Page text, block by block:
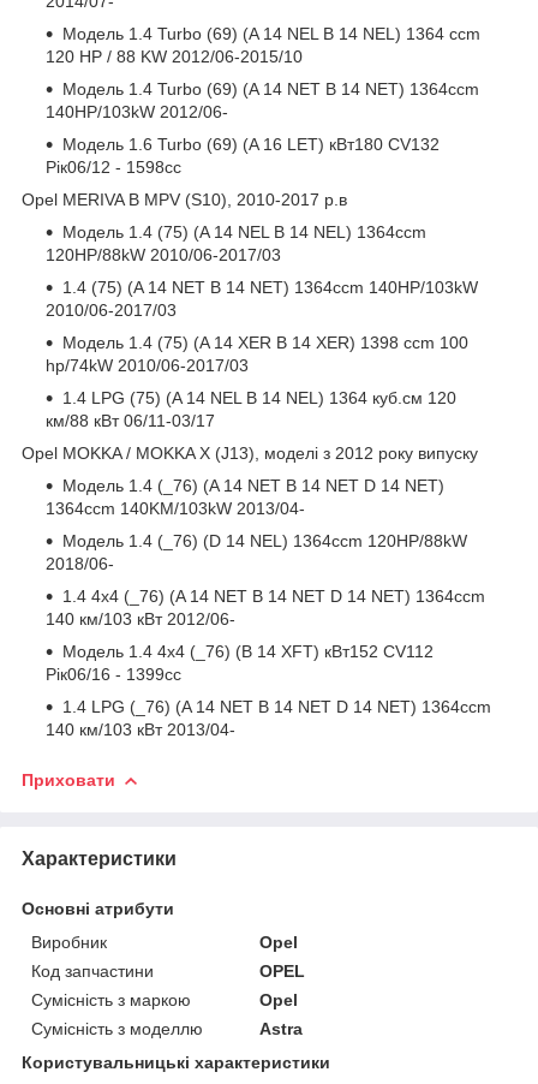
Модель 1.4 Turbo (69) (A 14 NEL B 14 NEL) 1364 ccm
120 HP / 88 KW 2012/06-2015/10
Модель 1.4 Turbo (69) (A 14 NET B 14 NET) 1364ccm
140HP/103kW 2012/06-
Модель 1.6 Turbo (69) (A 16 LET) кВт180 CV132
Рік06/12 - 1598cc
Opel MERIVA B MPV (S10), 2010-2017 р.в
Модель 1.4 (75) (A 14 NEL B 14 NEL) 1364ccm
120HP/88kW 2010/06-2017/03
1.4 (75) (A 14 NET B 14 NET) 1364ccm 140HP/103kW
2010/06-2017/03
Модель 1.4 (75) (A 14 XER B 14 XER) 1398 ccm 100
hp/74kW 2010/06-2017/03
1.4 LPG (75) (A 14 NEL B 14 NEL) 1364 куб.см 120
км/88 кВт 06/11-03/17
Opel MOKKA / MOKKA X (J13), моделі з 2012 року випуску
Модель 1.4 (_76) (A 14 NET B 14 NET D 14 NET)
1364ccm 140KM/103kW 2013/04-
Модель 1.4 (_76) (D 14 NEL) 1364ccm 120HP/88kW
2018/06-
1.4 4x4 (_76) (A 14 NET B 14 NET D 14 NET) 1364ccm
140 км/103 кВт 2012/06-
Модель 1.4 4x4 (_76) (B 14 XFT) кВт152 CV112
Рік06/16 - 1399cc
1.4 LPG (_76) (A 14 NET B 14 NET D 14 NET) 1364ccm
140 км/103 кВт 2013/04-
Приховати
Характеристики
Основні атрибути
Виробник
Opel
Код запчастини
OPEL
Сумісність з маркою
Opel
Сумісність з моделлю
Astra
Користувальницькі характеристики